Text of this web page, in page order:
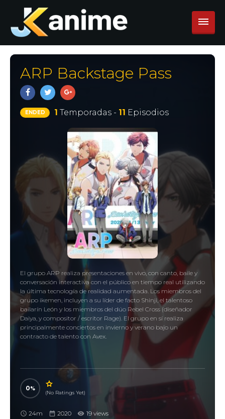
ARP Backstage Pass
ENDED 1 Temporadas - 11 Episodios
El grupo ARP realiza presentaciones en vivo, con canto, baile y
conversación interactiva con el público en tiempo real utilizando
la última tecnología de realidad aumentada. Los miembros del
grupo ikemen, incluyen a su líder de facto Shinji, el talentoso
bailarín León y los miembros del dúo Rebel Cross (diseñador
Daiya, y compositor / escritor Rage). El grupo en sí realiza
principalmente conciertos en invierno y verano bajo un
contracto de talento con Avex.
0
(No Ratings Yet)
24m 2020 19 views